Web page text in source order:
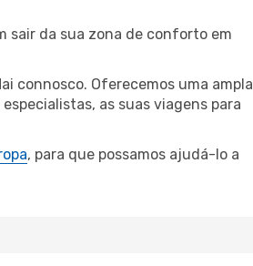
sair da sua zona de conforto em
connosco. Oferecemos uma ampla
as suas viagens para
, para que possamos ajudá-lo a